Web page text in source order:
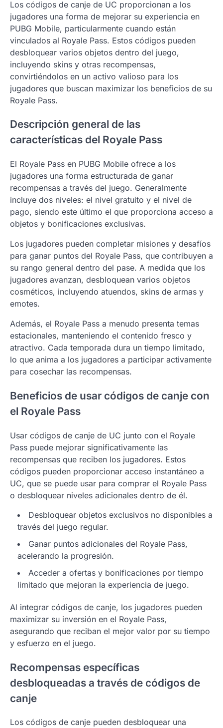
Los códigos de canje de UC proporcionan a los
jugadores una forma de mejorar su experiencia en
PUBG Mobile, particularmente cuando están
vinculados al Royale Pass. Estos códigos pueden
desbloquear varios objetos dentro del juego,
incluyendo skins y otras recompensas,
convirtiéndolos en un activo valioso para los
jugadores que buscan maximizar los beneficios de su
Royale Pass.
Descripción general de las
características del Royale Pass
El Royale Pass en PUBG Mobile ofrece a los
jugadores una forma estructurada de ganar
recompensas a través del juego. Generalmente
incluye dos niveles: el nivel gratuito y el nivel de
pago, siendo este último el que proporciona acceso a
objetos y bonificaciones exclusivas.
Los jugadores pueden completar misiones y desafíos
para ganar puntos del Royale Pass, que contribuyen a
su rango general dentro del pase. A medida que los
jugadores avanzan, desbloquean varios objetos
cosméticos, incluyendo atuendos, skins de armas y
emotes.
Además, el Royale Pass a menudo presenta temas
estacionales, manteniendo el contenido fresco y
atractivo. Cada temporada dura un tiempo limitado,
lo que anima a los jugadores a participar activamente
para cosechar las recompensas.
Beneficios de usar códigos de canje con
el Royale Pass
Usar códigos de canje de UC junto con el Royale
Pass puede mejorar significativamente las
recompensas que reciben los jugadores. Estos
códigos pueden proporcionar acceso instantáneo a
UC, que se puede usar para comprar el Royale Pass
o desbloquear niveles adicionales dentro de él.
Desbloquear objetos exclusivos no disponibles a
través del juego regular.
Ganar puntos adicionales del Royale Pass,
acelerando la progresión.
Acceder a ofertas y bonificaciones por tiempo
limitado que mejoran la experiencia de juego.
Al integrar códigos de canje, los jugadores pueden
maximizar su inversión en el Royale Pass,
asegurando que reciban el mejor valor por su tiempo
y esfuerzo en el juego.
Recompensas específicas
desbloqueadas a través de códigos de
canje
Los códigos de canje pueden desbloquear una